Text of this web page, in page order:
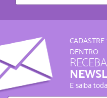
DENTRO
E saiba